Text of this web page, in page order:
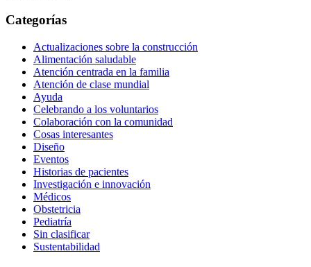
Categorías
Actualizaciones sobre la construcción
Alimentación saludable
Atención centrada en la familia
Atención de clase mundial
Ayuda
Celebrando a los voluntarios
Colaboración con la comunidad
Cosas interesantes
Diseño
Eventos
Historias de pacientes
Investigación e innovación
Médicos
Obstetricia
Pediatría
Sin clasificar
Sustentabilidad